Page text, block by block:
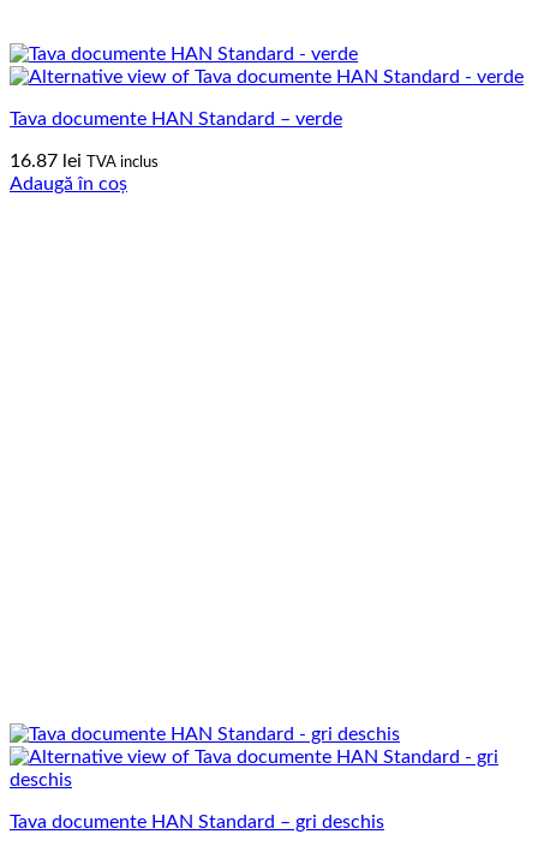
Tava documente HAN Standard – verde
16.87 lei TVA inclus
Adaugă în coș
Tava documente HAN Standard – gri deschis